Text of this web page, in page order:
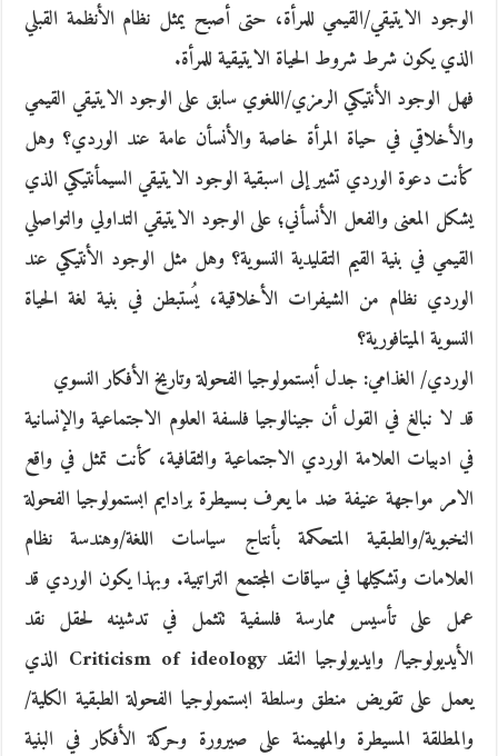
الوجود الايتيقي/القيمي للمرأة، حتى أصبح يمثل نظام الأنظمة القبلي
الذي يكون شرط شروط الحياة الايتيقية للمرأة.
فهل الوجود الأنتيكي الرمزي/اللغوي سابق على الوجود الايتيقي القيمي
والأخلاقي في حياة المرأة خاصة والأنسأن عامة عند الوردي؟ وهل
كأنت دعوة الوردي تشير إلى اسبقية الوجود الايتيقي السيمأنتيكي الذي
يشكل المعنى والفعل الأنسأني؛ على الوجود الايتيقي التداولي والتواصلي
القيمي في بنية القيم التقليدية النسوية؟ وهل مثل الوجود الأنتيكي عند
الوردي نظام من الشيفرات الأخلاقية، يُستبطن في بنية لغة الحياة
النسوية الميتافورية؟
الوردي/ الغذامي: جدل أبستمولوجيا الفحولة وتاريخ الأفكار النسوي
قد لا نبالغ في القول أن جينالوجيا فلسفة العلوم الاجتماعية والإنسانية
في ادبيات العلامة الوردي الاجتماعية والثقافية، كأنت تمثل في واقع
الامر مواجهة عنيفة ضد ما يعرف بـسيطرة برادايم ابستمولوجيا الفحولة
النخبوية/والطبقية المتحكمة بأنتاج سياسات اللغة/وهندسة نظام
العلامات وتشكيلها في سياقات المجتمع التراتبية. وبهذا يكون الوردي قد
عمل على تأسيس ممارسة فلسفية تتثمل في تدشينه لحقل نقد
الأيديولوجيا/ وايديولوجيا النقد Criticism of ideology الذي
يعمل على تقويض منطق وسلطة ابستمولوجيا الفحولة الطبقية الكلية/
والمطلقة المسيطرة والمهيمنة على صيرورة وحركة الأفكار في البنية